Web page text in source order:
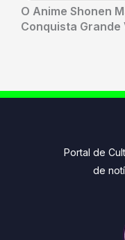
O Anime Shonen
Conquista
Portal de
de